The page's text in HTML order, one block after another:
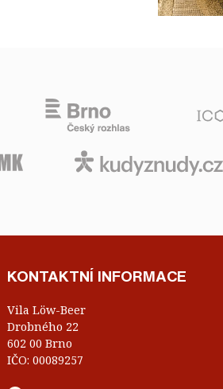
KONTAKTNÍ INFORMACE
Vila Löw-Beer
Drobného 22
602 00 Brno
IČO: 00089257